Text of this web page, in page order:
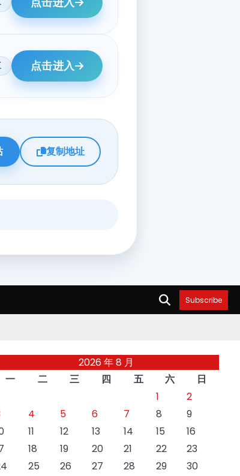
Subscribe
2026 年 8 月
一
二 三 四 五 六
日
1
2
4 5 6 7 8
9
11 12 13 14 15
16
18 19 20 21 22
23
25 26 27 28 29
30